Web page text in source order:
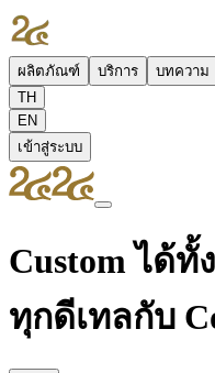
ผลิตภัณฑ์ บริการ บทความ
TH
EN
เข้าสู่ระบบ
Custom ได้ทั้
ทุกดีเทลกับ